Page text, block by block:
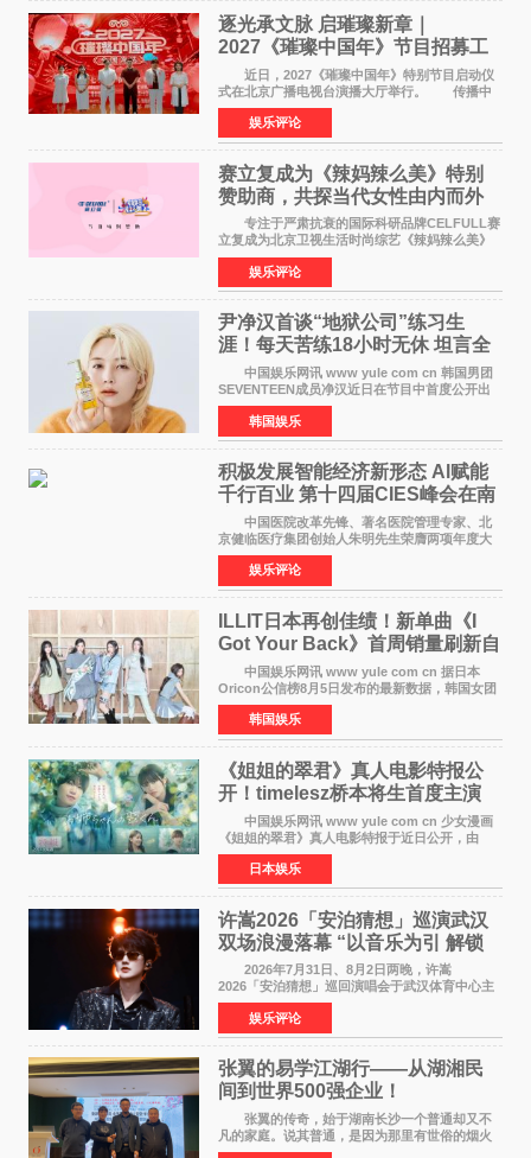
逐光承文脉 启璀璨新章｜
2027《璀璨中国年》节目招募工
作圆满启动
近日，2027《璀璨中国年》特别节目启动仪
式在北京广播电视台演播大厅举行。 传播中
华优秀传统文化，弘扬纯正国风艺术，打造高规
格、高质感、正能量的文艺盛典，是璀璨中国年
矢志不渝的初心
娱乐评论
赛立复成为《辣妈辣么美》特别
赞助商，共探当代女性由内而外
活力美
专注于严肃抗衰的国际科研品牌CELFULL赛
立复成为北京卫视生活时尚综艺《辣妈辣么美》
的特别赞助商,明星辣妈袁咏仪倾情参与，向广大
都市女性传递健康生活新主张，寄语当代女性在
家庭与自我之间
娱乐评论
尹净汉首谈“地狱公司”练习生
涯！每天苦练18小时无休 坦言全
靠成员撑过来
中国娱乐网讯 www yule com cn 韩国男团
SEVENTEEN成员净汉近日在节目中首度公开出
道前的残酷练习生经历，并提及经纪公司Pledis
娱乐，引发广泛关注。 在8月2日播出的日本
TBS综艺节目《周
韩国娱乐
积极发展智能经济新形态 Al赋能
千行百业 第十四届CIES峰会在南
京盛大召开
中国医院改革先锋、著名医院管理专家、北
京健临医疗集团创始人朱明先生荣膺两项年度大
奖 2026年7月31日，盛夏金陵，长江之畔，
以重落地·真务实·强链接为主题的2026&lsquo;人
工智能+&rsquo
娱乐评论
ILLIT日本再创佳绩！新单曲《I
Got Your Back》首周销量刷新自
身纪录
中国娱乐网讯 www yule com cn 据日本
Oricon公信榜8月5日发布的最新数据，韩国女团
ILLIT在日本发行的第二张单曲《I Got Your
Back》首周销量达到71,009张，成功跻身最新一
期周单曲排行
韩国娱乐
《姐姐的翠君》真人电影特报公
开！timelesz桥本将生首度主演
12月4日上映
中国娱乐网讯 www yule com cn 少女漫画
《姐姐的翠君》真人电影特报于近日公开，由
timelesz成员桥本将生担任主演，这也是他首次
担任电影主演，引发高度关注。 女高中生咲
苗翠（中岛瑠菜
日本娱乐
许嵩2026「安泊猜想」巡演武汉
双场浪漫落幕 “以音乐为引 解锁
江城记忆”
2026年7月31日、8月2日两晚，许嵩
2026「安泊猜想」巡回演唱会于武汉体育中心主
体育场盛大开唱。许嵩与数万歌迷在此相聚，从
浪漫惬意的舞台设计到充满诚意与惊喜的现场互
动，共同开启了一场关于
娱乐评论
张翼的易学江湖行——从湖湘民
间到世界500强企业！
张翼的传奇，始于湖南长沙一个普通却又不
凡的家庭。说其普通，是因为那里有世俗的烟火
气；说其不凡，是因为家中有一位洞悉天地玄机